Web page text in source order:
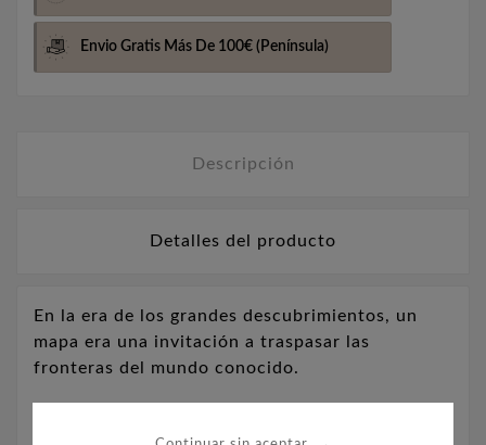
Envio Gratis Más De 100€ (Península)
Descripción
Detalles del producto
En la era de los grandes descubrimientos, un
mapa era una invitación a traspasar las
fronteras del mundo conocido.
La moneda «Atlas Maior» rinde homenaje a la